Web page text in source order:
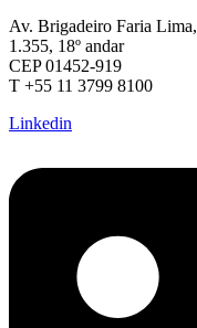
Av. Brigadeiro Faria Lima,
1.355, 18º andar
CEP 01452-919
T +55 11 3799 8100
Linkedin